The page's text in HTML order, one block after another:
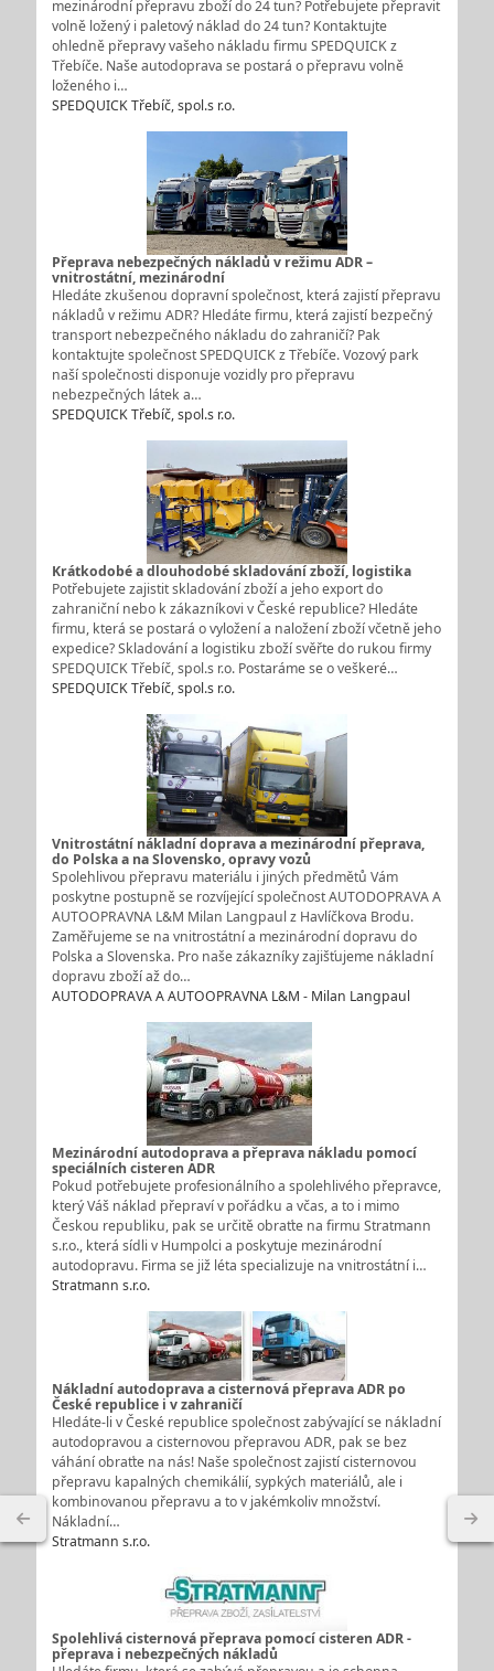
mezinárodní přepravu zboží do 24 tun? Potřebujete přepravit
volně ložený i paletový náklad do 24 tun? Kontaktujte
ohledně přepravy vašeho nákladu firmu SPEDQUICK z
Třebíče. Naše autodoprava se postará o přepravu volně
loženého i…
SPEDQUICK Třebíč, spol.s r.o.
Přeprava nebezpečných nákladů v režimu ADR –
vnitrostátní, mezinárodní
Hledáte zkušenou dopravní společnost, která zajistí přepravu
nákladů v režimu ADR? Hledáte firmu, která zajistí bezpečný
transport nebezpečného nákladu do zahraničí? Pak
kontaktujte společnost SPEDQUICK z Třebíče. Vozový park
naší společnosti disponuje vozidly pro přepravu
nebezpečných látek a…
SPEDQUICK Třebíč, spol.s r.o.
Krátkodobé a dlouhodobé skladování zboží, logistika
Potřebujete zajistit skladování zboží a jeho export do
zahraniční nebo k zákazníkovi v České republice? Hledáte
firmu, která se postará o vyložení a naložení zboží včetně jeho
expedice? Skladování a logistiku zboží svěřte do rukou firmy
SPEDQUICK Třebíč, spol.s r.o. Postaráme se o veškeré…
SPEDQUICK Třebíč, spol.s r.o.
Vnitrostátní nákladní doprava a mezinárodní přeprava,
do Polska a na Slovensko, opravy vozů
Spolehlivou přepravu materiálu i jiných předmětů Vám
poskytne postupně se rozvíjející společnost AUTODOPRAVA A
AUTOOPRAVNA L&M Milan Langpaul z Havlíčkova Brodu.
Zaměřujeme se na vnitrostátní a mezinárodní dopravu do
Polska a Slovenska. Pro naše zákazníky zajišťujeme nákladní
dopravu zboží až do…
AUTODOPRAVA A AUTOOPRAVNA L&M - Milan Langpaul
Mezinárodní autodoprava a přeprava nákladu pomocí
speciálních cisteren ADR
Pokud potřebujete profesionálního a spolehlivého přepravce,
který Váš náklad přepraví v pořádku a včas, a to i mimo
Českou republiku, pak se určitě obraťte na firmu Stratmann
s.r.o., která sídli v Humpolci a poskytuje mezinárodní
autodopravu. Firma se již léta specializuje na vnitrostátní i…
Stratmann s.r.o.
Nákladní autodoprava a cisternová přeprava ADR po
České republice i v zahraničí
Hledáte-li v České republice společnost zabývající se nákladní
autodopravou a cisternovou přepravou ADR, pak se bez
váhání obraťte na nás! Naše společnost zajistí cisternovou
přepravu kapalných chemikálií, sypkých materiálů, ale i
kombinovanou přepravu a to v jakémkoliv množství.
Nákladní…
Stratmann s.r.o.
Spolehlivá cisternová přeprava pomocí cisteren ADR -
přeprava i nebezpečných nákladů